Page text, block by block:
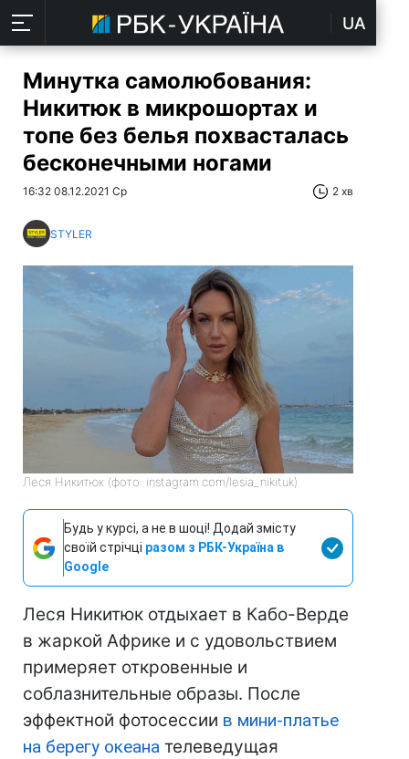
UA
Минутка самолюбования:
Никитюк в микрошортах и
топе без белья похвасталась
бесконечными ногами
16:32 08.12.2021 Ср 2 хв
STYLER
Леся Никитюк (фото: instagram.com/lesia_nikituk)
Будь у курсі, а не в шоці! Додай змісту
своїй стрічці разом з РБК-Україна в
Google
Леся Никитюк отдыхает в Кабо-Верде
в жаркой Африке и с удовольствием
примеряет откровенные и
соблазнительные образы. После
эффектной фотосессии в мини-платье
на берегу океана телеведущая